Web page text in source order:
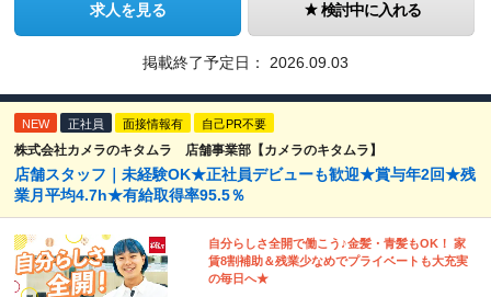
求人を見る 検討中に入れる
掲載終了予定日： 2026.09.03
NEW 正社員 面接情報有 自己PR不要
株式会社カメラのキタムラ 店舗事業部【カメラのキタムラ】
店舗スタッフ｜未経験OK★正社員デビューも歓迎★賞与年2回★残
業月平均4.7h★有給取得率95.5％
自分らしさ全開で働こう♪金髪・青髪もOK！ 家
賃8割補助＆残業少なめでプライベートも大充実
の毎日へ★